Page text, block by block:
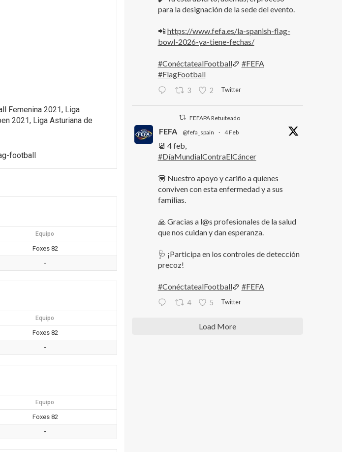
Femenina 2021, Liga
2021, Liga Asturiana de
football
Equipo
Foxes 82
-
Equipo
Foxes 82
-
Equipo
Foxes 82
-
para la designación de la sede del evento.
📲 https://www.fefa.es/la-spanish-flag-
bowl-2026-ya-tiene-fechas/
#ConéctatealFootball🏈 #FEFA
#FlagFootball
3 2 Twitter
FEFAPA Retuiteado
FEFA @fefa_spain · 4 Feb
📆 4 feb,
#DíaMundialContraElCáncer
💟 Nuestro apoyo y cariño a quienes
conviven con esta enfermedad y a sus
familias.
🙏 Gracias a l@s profesionales de la salud
que nos cuidan y dan esperanza.
🩺 ¡Participa en los controles de detección
precoz!
#ConéctatealFootball🏈 #FEFA
4 5 Twitter
Load More